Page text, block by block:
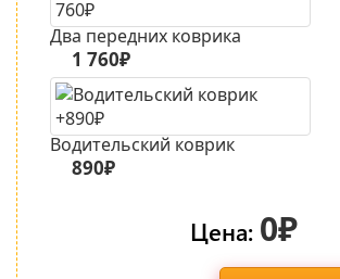
Два передних коврика
1 760₽
Водительский коврик
890₽
Цена: 0₽